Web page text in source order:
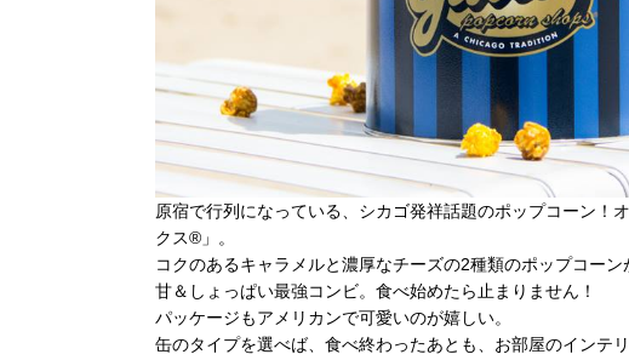
原宿で行列になっている、シカゴ発祥話題のポップコーン！
クス®」。
コクのあるキャラメルと濃厚なチーズの2種類のポップコーン
甘＆しょっぱい最強コンビ。 食べ始めたら止まりません！
パッケージもアメリカンで可愛いのが嬉しい。
缶のタイプを選べば、食べ終わったあとも、 お部屋のインテ